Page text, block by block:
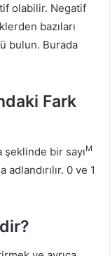
olabilir. Negatif
bazıları
bulun. Burada
Fark
bir sayıM
adlandırılır. 0 ve 1